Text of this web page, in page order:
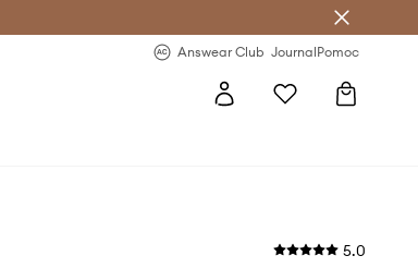
Answear Club JournalPomoc
5.0